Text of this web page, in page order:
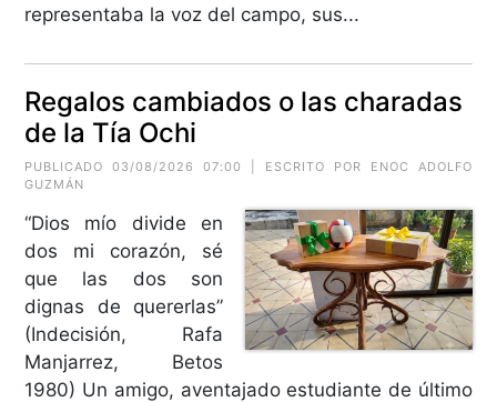
representaba la voz del campo, sus...
Regalos cambiados o las charadas
de la Tía Ochi
PUBLICADO 03/08/2026 07:00 | ESCRITO POR ENOC ADOLFO
GUZMÁN
“Dios mío divide en
dos mi corazón, sé
que las dos son
dignas de quererlas”
(Indecisión, Rafa
Manjarrez, Betos
1980) Un amigo, aventajado estudiante de último